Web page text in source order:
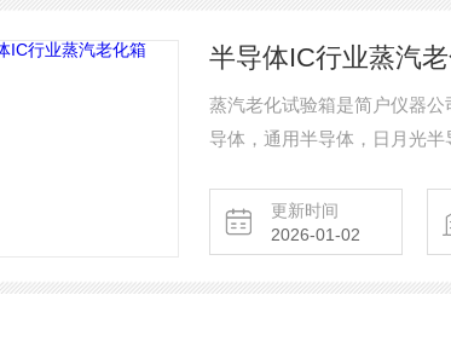
半导体IC行业蒸汽
蒸汽老化试验箱是简户仪器
导体，通用半导体，日月光半
更新时间
2026-01-02